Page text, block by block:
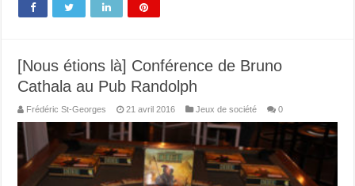
[Nous étions là] Conférence de Bruno
Cathala au Pub Randolph
Frédéric St-Georges 21 avril 2016 Jeux de société 0